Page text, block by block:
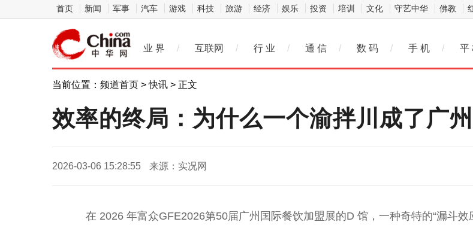
首页 新闻 军事 汽车 游戏 科技 旅游 经济 娱乐 投资 培训 文化 守艺中华 佛教
业 界 / 互联网 / 行 业 / 通 信 / 数 码 / 手 机 / 平
当前位置： 频道首页 >快讯 > 正文
效率的终局：为什么一个渝拌川成了广
2026-03-06 15:28:55 来源：实况网
在 2026 年富众GFE2026第50届广州国际餐饮加盟展的D 馆，一种奇特的“漏斗效